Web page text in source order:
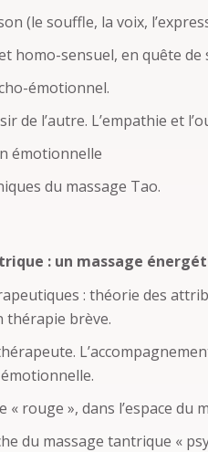
(le souffle, la voix,
homo-sensuel, en quête de
émotionnel.
de l’autre. L’empathie et
émotionnelle
du massage Tao.
: un massage
: théorie des
thérapie brève.
rouge », dans l’espace du
du massage tantrique «